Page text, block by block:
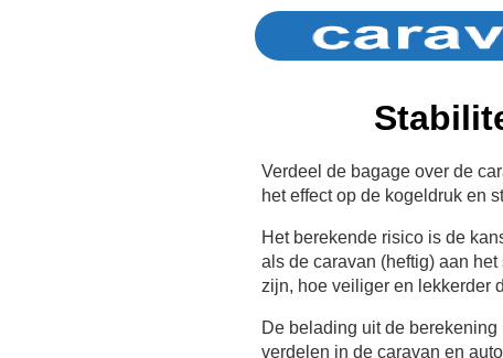
Verdeel de bagage over de
het effect op de kogeldruk en
Het berekende risico is de
als de caravan (heftig) aan
zijn, hoe veiliger en lekkerder
De belading uit de
verdelen in de caravan en